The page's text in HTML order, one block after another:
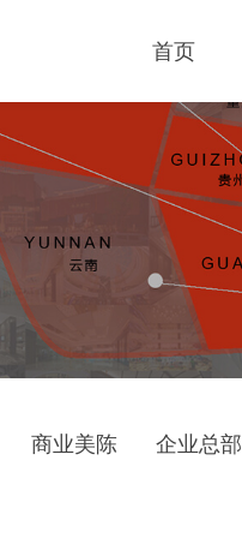
首页
商业美陈 企业总部